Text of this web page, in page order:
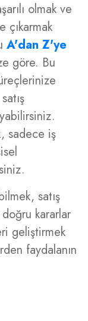
olmak ve
çıkarmak
A'dan Z'ye
göre. Bu
sadece iş
satış
doğru kararlar
geliştirmek
faydalanın